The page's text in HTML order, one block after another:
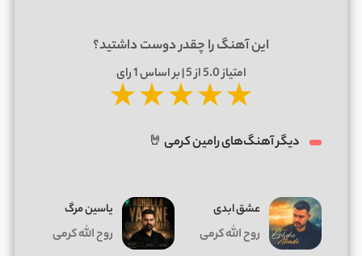
این آهنگ را چقدر دوست داشتید؟
امتیاز5.0از 5 | بر اساس 1رای
★★★★★
دیگر آهنگ‌های رامین کرمی 🤘
عشق ابدی
روح الله کرمی
یاسین مرگ
روح الله کرمی